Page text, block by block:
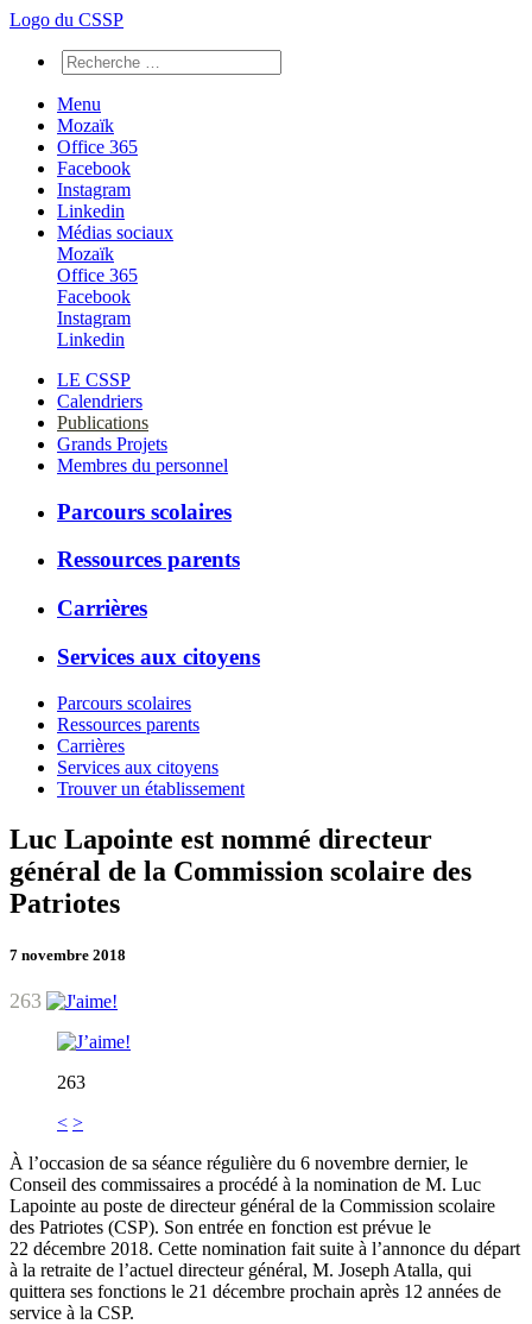
Logo du CSSP
Menu
Mozaïk
Office 365
Facebook
Instagram
Linkedin
Médias sociaux
Mozaïk
Office 365
Facebook
Instagram
Linkedin
LE CSSP
Calendriers
Publications
Grands Projets
Membres du personnel
Parcours scolaires
Ressources parents
Carrières
Services aux citoyens
Parcours scolaires
Ressources parents
Carrières
Services aux citoyens
Trouver un établissement
Luc Lapointe est nommé directeur
général de la Commission scolaire des
Patriotes
7 novembre 2018
263
263
< >
À l’occasion de sa séance régulière du 6 novembre dernier, le
Conseil des commissaires a procédé à la nomination de M. Luc
Lapointe au poste de directeur général de la Commission scolaire
des Patriotes (CSP). Son entrée en fonction est prévue le
22 décembre 2018. Cette nomination fait suite à l’annonce du départ
à la retraite de l’actuel directeur général, M. Joseph Atalla, qui
quittera ses fonctions le 21 décembre prochain après 12 années de
service à la CSP.